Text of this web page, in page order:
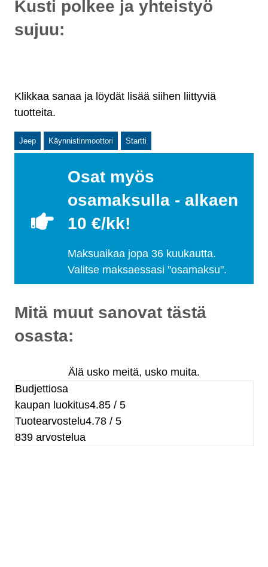
Klikkaa sanaa ja löydät lisää siihen liittyviä
tuotteita.
Jeep Käynnistinmoottori Startti
Osat myös
osamaksulla - alkaen
10 €/kk!
Maksuaikaa jopa 36 kuukautta.
Valitse maksaessasi "osamaksu".
Mitä muut sanovat tästä
osasta:
Älä usko meitä, usko muita.
Budjettiosa
kaupan luokitus4.85 / 5
Tuotearvostelu4.78 / 5
839 arvostelua
Kusti polkee ja yhteistyö
sujuu: